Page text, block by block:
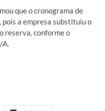
que o cronograma de
a empresa substituiu o
reserva, conforme o
A.